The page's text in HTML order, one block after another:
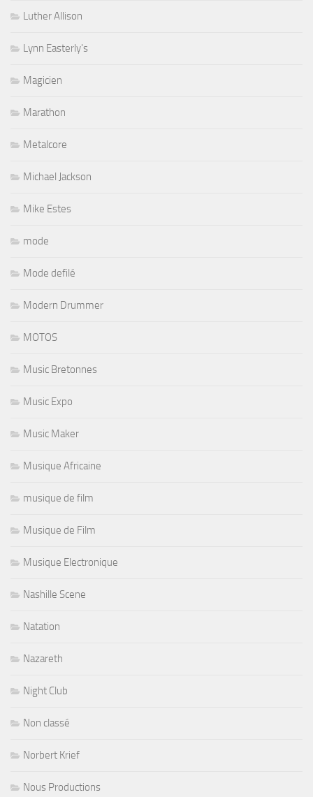
Luther Allison
Lynn Easterly's
Magicien
Marathon
Metalcore
Michael Jackson
Mike Estes
mode
Mode defilé
Modern Drummer
MOTOS
Music Bretonnes
Music Expo
Music Maker
Musique Africaine
musique de film
Musique de Film
Musique Electronique
Nashille Scene
Natation
Nazareth
Night Club
Non classé
Norbert Krief
Nous Productions